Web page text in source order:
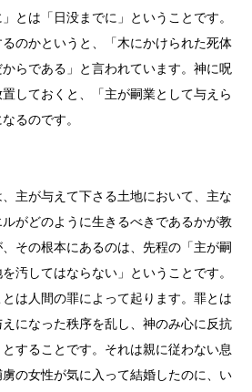
とは「日没までに」ということです。
のかというと、「木にかけられた死体
らである」と言われています。神に呪
しておくと、「主が嗣業として与えら
るのです。
主が与えて下さる土地において、主な
がどのように生きるべきであるかが教
その根本にあるのは、先程の「主が嗣
汚してはならない」ということです。
は人間の罪によって起ります。罪とは
になった秩序を乱し、神のみ心に反抗
することです。それは親に従わない息
の女性が気に入って結婚したのに、い